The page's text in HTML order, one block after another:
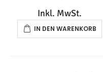
Inkl. MwSt.
IN DEN WARENKORB